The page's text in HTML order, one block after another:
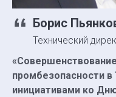
Борис
Технический
промбезопасности
инициативами ко